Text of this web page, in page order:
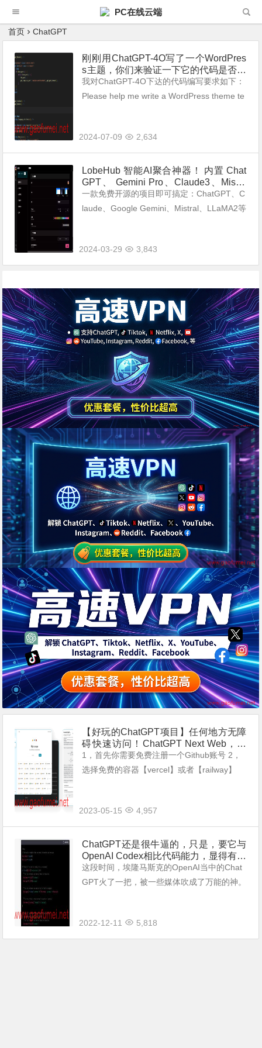
PC在线云端
首页 ChatGPT
刚刚用ChatGPT-4O写了一个WordPres
s主题，你们来验证一下它的代码是否准
确。
我对ChatGPT-4O下达的代码编写要求如下：
Please help me write a WordPress theme te
2024-07-09 2,634
LobeHub 智能AI聚合神器！ 内置 Chat
GPT、 Gemini Pro、Claude3、Mistra
l、LLaMA2 等大模型——可画图、可联
网、可爬虫!
一款免费开源的项目即可搞定：ChatGPT、C
laude、Google Gemini、Mistral、LLaMA2等
2024-03-29
3,843
【好玩的ChatGPT项目】任何地方无障
碍快速访问！ChatGPT Next Web，一
键免费部署你的私人 ChatGPT 网页应
用
1，首先你需要免费注册一个Github账号 2，
选择免费的容器【vercel】或者【railway】
2023-05-15
4,957
ChatGPT还是很牛逼的，只是，要它与
OpenAI Codex相比代码能力，显得有些
智障。
这段时间，埃隆马斯克的OpenAI当中的Chat
GPT火了一把，被一些媒体吹成了万能的神。
出来。 用中文...
2022-12-11 5,818